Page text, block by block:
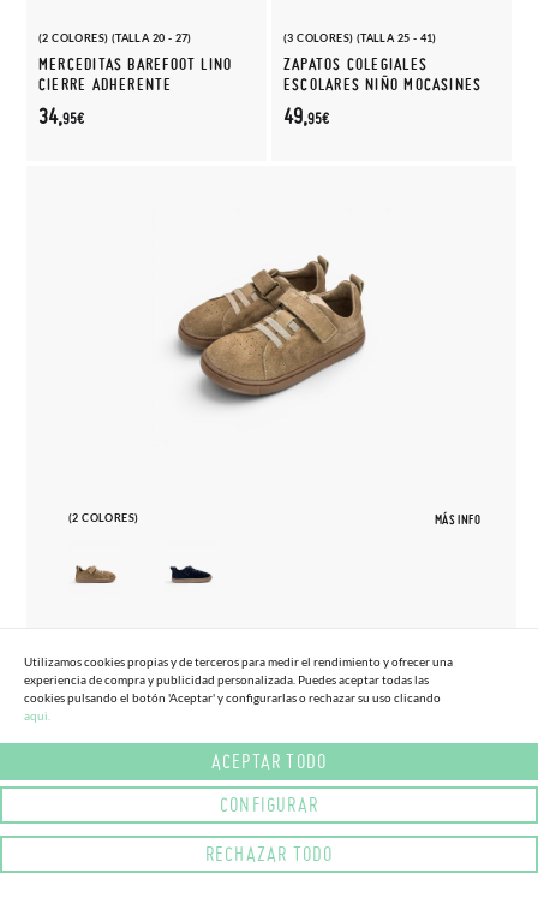
(2 COLORES) (TALLA 20 - 27)
MERCEDITAS BAREFOOT LINO
CIERRE ADHERENTE
34,95€
(3 COLORES) (TALLA 25 - 41)
ZAPATOS COLEGIALES
ESCOLARES NIÑO MOCASINES
49,95€
(2 COLORES) MÁS INFO
ZAPATILLAS BLANDITOS SERRAJE
65,
Utilizamos cookies propias y de terceros para medir el rendimiento y ofrecer una
experiencia de compra y publicidad personalizada. Puedes aceptar todas las
cookies pulsando el botón 'Aceptar' y configurarlas o rechazar su uso clicando
aqui.
ACEPTAR TODO
CONFIGURAR
RECHAZAR TODO